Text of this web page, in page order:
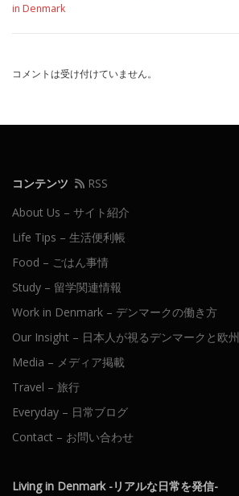
in Denmark
コメントは受け付けていません。
コンテンツ
RSS
About Us – サイト紹介
Life Tips – 生活便利帳
Food – ごはん事情
Study – 留学関連情報
Work in Denmark – デンマークの働き方
Our Insight – 日本人が視るデンマークと欧州
Media – メディア掲載
Travel – 旅行
Everyday – 日常ブログ
Contact – お問い合わせ
Living in Denmark -リアルな日常を発信-